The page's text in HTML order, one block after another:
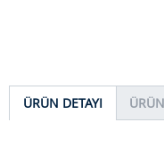
ÜRÜN DETAYI